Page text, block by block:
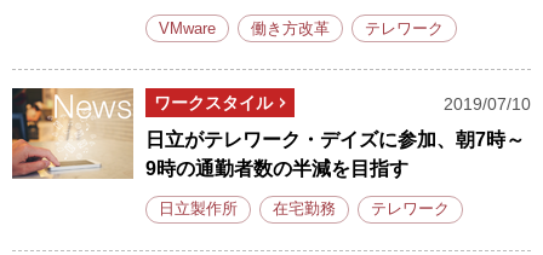
VMware 働き方改革 テレワーク
ワークスタイル 2019/07/10
日立がテレワーク・デイズに参加、朝7時～
9時の通勤者数の半減を目指す
日立製作所 在宅勤務 テレワーク